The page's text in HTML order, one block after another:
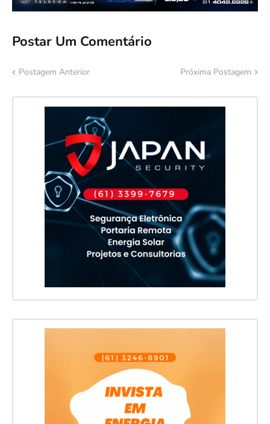
Postar Um Comentário
Postagem Anterior Próxima Postagem